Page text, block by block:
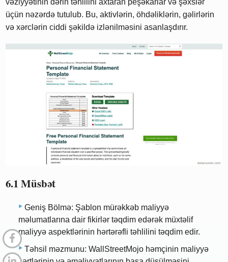
vəziyyətinin dərin təhlilini axtaran peşəkarlar və şəxslər
üçün nəzərdə tutulub. Bu, aktivlərin, öhdəliklərin, gəlirlərin
və xərclərin ciddi şəkildə izlənilməsini asanlaşdırır.
6.1 Müsbət
Geniş Bölmə: Şablon mürəkkəb maliyyə
məlumatlarına dair fikirlər təqdim edərək müxtəlif
maliyyə aspektlərinin hərtərəfli təhlilini təqdim edir.
Təhsil məzmunu: WallStreetMojo həmçinin maliyyə